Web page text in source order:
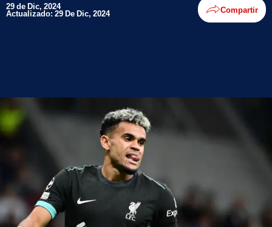
29 de Dic, 2024
Actualizado: 29 De Dic, 2024 Compartir